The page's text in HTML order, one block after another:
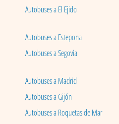
Autobuses a El Ejido
Autobuses a Estepona
Autobuses a Segovia
Autobuses a Madrid
Autobuses a Gijón
Autobuses a Roquetas de Mar